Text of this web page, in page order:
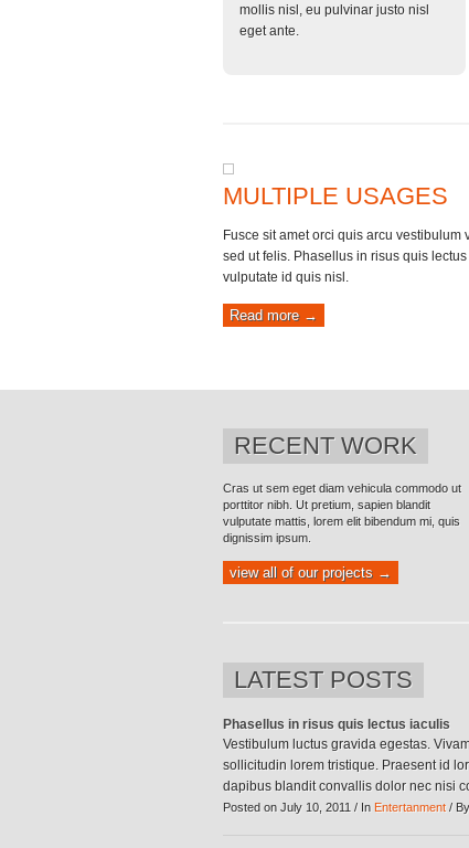
3
mollis nisl, eu pulvinar justo nisl
eget ante.
MULTIPLE USAGES
Fusce sit amet orci quis arcu vestibulum
sed ut felis. Phasellus in risus quis
vulputate id quis nisl.
Read more →
RECENT WORK
Cras ut sem eget diam vehicula commodo ut
porttitor nibh. Ut pretium, sapien blandit
vulputate mattis, lorem elit bibendum mi, quis
dignissim ipsum.
view all of our projects →
LATEST POSTS
Phasellus in risus quis lectus iaculis
Vestibulum luctus gravida egestas.
sollicitudin lorem tristique. Praesent id
dapibus blandit convallis dolor nec nisi
Posted on July 10, 2011 / In Entertanment / By